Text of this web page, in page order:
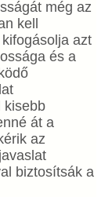
még az
kell
azt
és a
kisebb
át a
az
biztosítsák a